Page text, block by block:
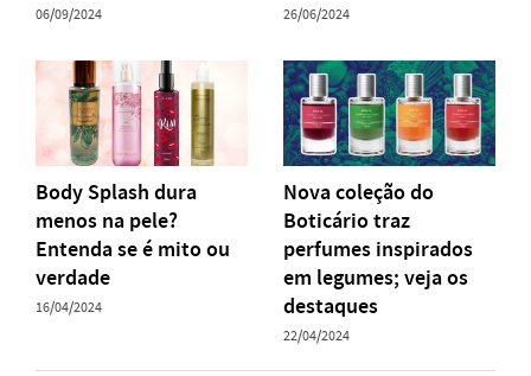
06/09/2024 26/06/2024
Body Splash dura
menos na pele?
Entenda se é mito ou
verdade
16/04/2024
Nova coleção do
Boticário traz
perfumes inspirados
em legumes; veja os
destaques
22/04/2024